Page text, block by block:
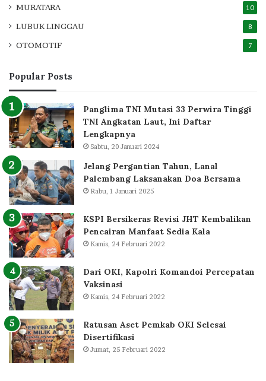
MURATARA 10
LUBUK LINGGAU 8
OTOMOTIF 7
Popular Posts
Panglima TNI Mutasi 33 Perwira Tinggi
TNI Angkatan Laut, Ini Daftar
Lengkapnya
Sabtu, 20 Januari 2024
Jelang Pergantian Tahun, Lanal
Palembang Laksanakan Doa Bersama
Rabu, 1 Januari 2025
KSPI Bersikeras Revisi JHT Kembalikan
Pencairan Manfaat Sedia Kala
Kamis, 24 Februari 2022
Dari OKI, Kapolri Komandoi Percepatan
Vaksinasi
Kamis, 24 Februari 2022
Ratusan Aset Pemkab OKI Selesai
Disertifikasi
Jumat, 25 Februari 2022